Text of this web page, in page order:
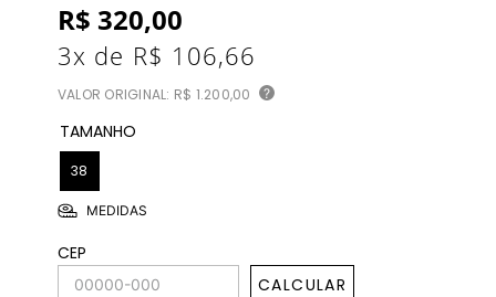
R$ 320,00
3x de R$ 106,66
VALOR ORIGINAL: R$ 1.200,00 ?
TAMANHO
38
MEDIDAS
CEP
CALCULAR